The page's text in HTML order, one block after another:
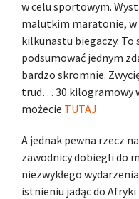
w celu sportowym.
malutkim maratonie, w
kilkunastu biegaczy.
podsumować jednym
bardzo skromnie.
trud… 30 kilogramowy
możecie TUTAJ
A jednak pewna rzecz
zawodnicy dobiegli do
niezwykłego
istnieniu jadąc do